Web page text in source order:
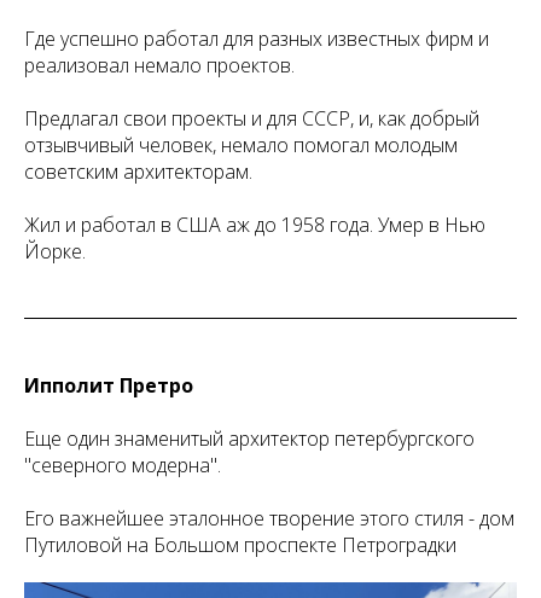
Где успешно работал для разных известных фирм и
реализовал немало проектов.
Предлагал свои проекты и для СССР, и, как добрый
отзывчивый человек, немало помогал молодым
советским архитекторам.
Жил и работал в США аж до 1958 года. Умер в Нью
Йорке.
Ипполит Претро
Еще один знаменитый архитектор петербургского
"северного модерна".
Его важнейшее эталонное творение этого стиля - дом
Путиловой на Большом проспекте Петроградки